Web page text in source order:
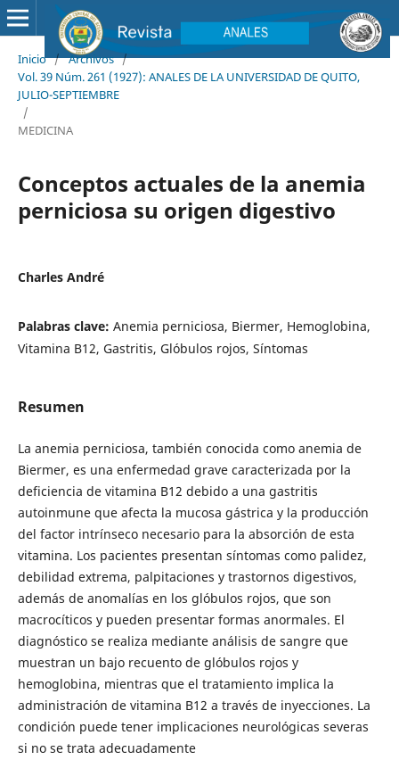
Inicio / Archivos /
Vol. 39 Núm. 261 (1927): ANALES DE LA UNIVERSIDAD DE QUITO,
JULIO-SEPTIEMBRE
/
MEDICINA
Conceptos actuales de la anemia
perniciosa su origen digestivo
Charles André
Palabras clave: Anemia perniciosa, Biermer, Hemoglobina,
Vitamina B12, Gastritis, Glóbulos rojos, Síntomas
Resumen
La anemia perniciosa, también conocida como anemia de
Biermer, es una enfermedad grave caracterizada por la
deficiencia de vitamina B12 debido a una gastritis
autoinmune que afecta la mucosa gástrica y la producción
del factor intrínseco necesario para la absorción de esta
vitamina. Los pacientes presentan síntomas como palidez,
debilidad extrema, palpitaciones y trastornos digestivos,
además de anomalías en los glóbulos rojos, que son
macrocíticos y pueden presentar formas anormales. El
diagnóstico se realiza mediante análisis de sangre que
muestran un bajo recuento de glóbulos rojos y
hemoglobina, mientras que el tratamiento implica la
administración de vitamina B12 a través de inyecciones. La
condición puede tener implicaciones neurológicas severas
si no se trata adecuadamente